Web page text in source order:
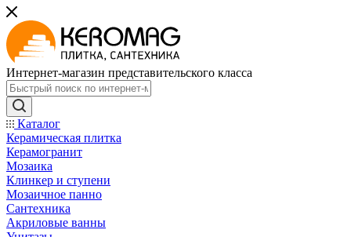
Интернет-магазин представительского класса
Каталог
Керамическая плитка
Керамогранит
Мозаика
Клинкер и ступени
Мозаичное панно
Сантехника
Акриловые ванны